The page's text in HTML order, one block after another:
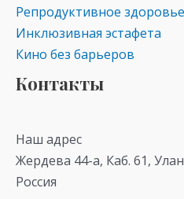
Репродуктивное здоровье
Инклюзивная эстафета
Кино без барьеров
Контакты
Наш адрес
Жердева 44-а, Каб. 61,
Россия